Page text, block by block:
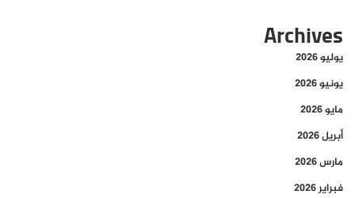
Archives
يوليو 2026
يونيو 2026
مايو 2026
أبريل 2026
مارس 2026
فبراير 2026